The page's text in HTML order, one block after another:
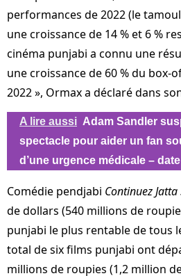
performances de 2022 (le
une croissance de 14 % et 6 %
cinéma punjabi a connu une
une croissance de 60 % du box-
2022 », Ormax a déclaré dans
A lire aussi Adam Sandler
spectacle pour aider un fan
d’une urgence médicale –
Comédie pendjabi Continuez Jatta
de dollars (540 millions de
punjabi le plus rentable de tous
total de six films punjabi ont
millions de roupies (1,2 million